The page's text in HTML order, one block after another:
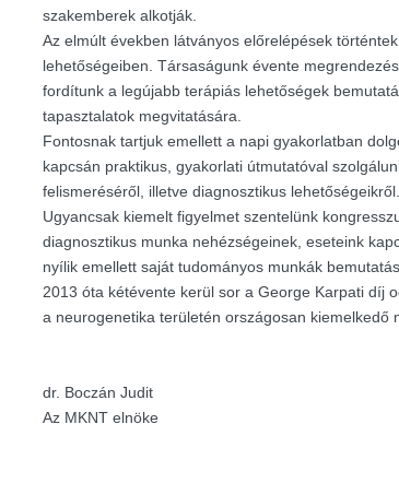
szakemberek alkotják.
Az elmúlt években látványos előrelépések
lehetőségeiben. Társaságunk évente
fordítunk a legújabb terápiás lehetőségek
tapasztalatok megvitatására.
Fontosnak tartjuk emellett a napi gyakorlatban
kapcsán praktikus, gyakorlati útmutatóval
felismeréséről, illetve diagnosztikus lehetőségeikről.
Ugyancsak kiemelt figyelmet szentelünk
diagnosztikus munka nehézségeinek, eseteink
nyílik emellett saját tudományos munkák
2013 óta kétévente kerül sor a George Karpati díj
a neurogenetika területén országosan kiemelkedő
dr. Boczán Judit
Az MKNT elnöke